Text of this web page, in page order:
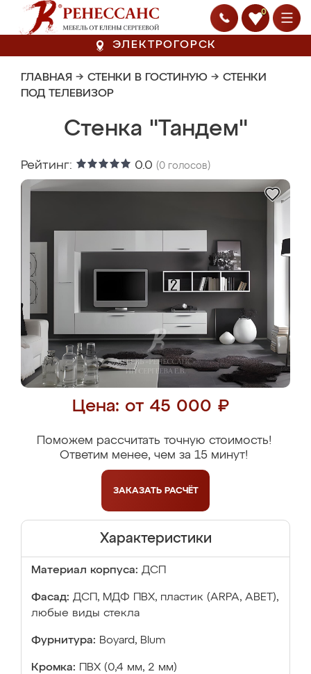
0
ЭЛЕКТРОГОРСК
ГЛАВНАЯ → СТЕНКИ В ГОСТИНУЮ → СТЕНКИ
ПОД ТЕЛЕВИЗОР
Стенка "Тандем"
Рейтинг: 0.0 (0 голосов)
Цена: от 45 000 ₽
Поможем рассчитать точную стоимость!
Ответим менее, чем за 15 минут!
ЗАКАЗАТЬ РАСЧЁТ
Характеристики
Материал корпуса: ДСП
Фасад: ДСП, МДФ ПВХ, пластик (ARPA, ABET),
любые виды стекла
Фурнитура: Boyard, Blum
Кромка: ПВХ (0,4 мм, 2 мм)